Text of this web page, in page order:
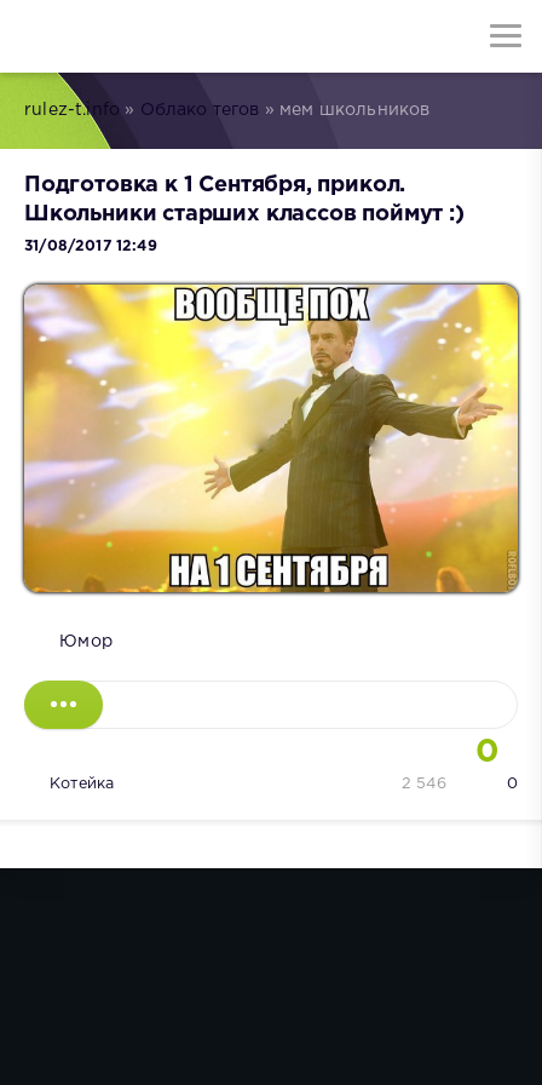
rulez-t.info » Облако тегов » мем школьников
Подготовка к 1 Сентября, прикол.
Школьники старших классов поймут :)
31/08/2017 12:49
Юмор
0
Котейка 0
2 546